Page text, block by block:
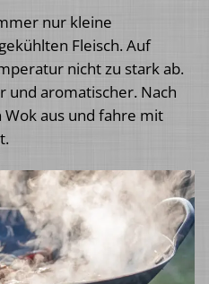
nur kleine
Fleisch. Auf
nicht zu stark ab.
und aromatischer. Nach
aus und fahre mit